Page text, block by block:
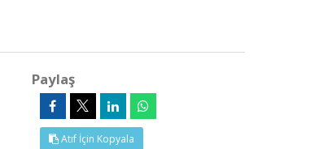
Paylaş
Atıf İçin Kopyala